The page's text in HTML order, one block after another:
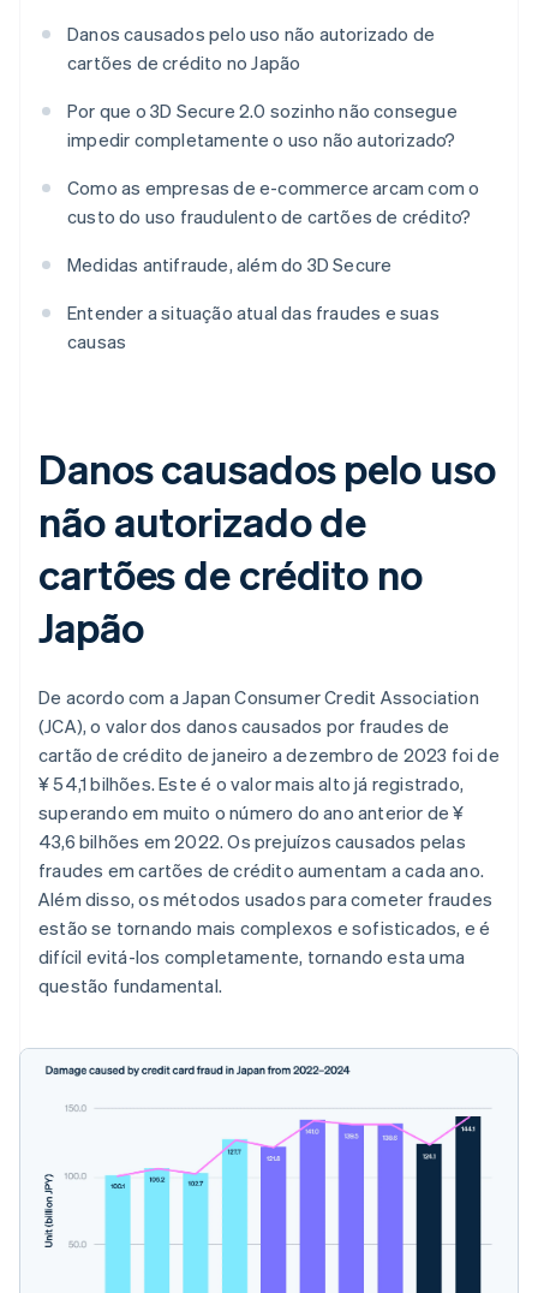
Danos causados pelo uso não autorizado de
cartões de crédito no Japão
Por que o 3D Secure 2.0 sozinho não consegue
impedir completamente o uso não autorizado?
Como as empresas de e-commerce arcam com o
custo do uso fraudulento de cartões de crédito?
Medidas antifraude, além do 3D Secure
Entender a situação atual das fraudes e suas
causas
Danos causados pelo uso
não autorizado de
cartões de crédito no
Japão
De acordo com a Japan Consumer Credit Association
(JCA), o valor dos danos causados por fraudes de
cartão de crédito de janeiro a dezembro de 2023 foi de
¥ 54,1 bilhões. Este é o valor mais alto já registrado,
superando em muito o número do ano anterior de ¥
43,6 bilhões em 2022. Os prejuízos causados pelas
fraudes em cartões de crédito aumentam a cada ano.
Além disso, os métodos usados para cometer fraudes
estão se tornando mais complexos e sofisticados, e é
difícil evitá-los completamente, tornando esta uma
questão fundamental.